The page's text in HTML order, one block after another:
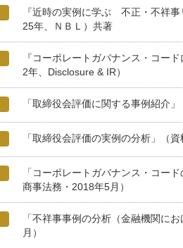
『近時の実例に学ぶ 不正・不祥
25年、ＮＢＬ）共著
『コーポレートガバナンス・コー
2年、Disclosure & IR）
「取締役会評価に関する事例紹介
「取締役会評価の実例の分析」（
「コーポレートガバナンス・コー
商事法務・2018年5月）
「不祥事事例の分析（金融機関に
月）